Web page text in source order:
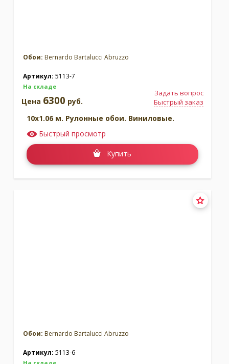
Обои: Bernardo Bartalucci Abruzzo
Артикул: 5113-7
На складе
Задать вопрос
Быстрый заказ
Цена 6300 руб.
10x1.06 м. Рулонные обои. Виниловые.
Быстрый просмотр
Купить
Обои: Bernardo Bartalucci Abruzzo
Артикул: 5113-6